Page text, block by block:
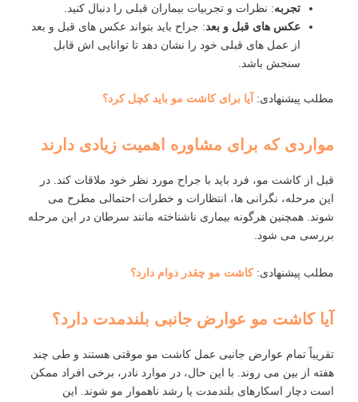
تجربه: نظرات و تجربیات بیماران قبلی را دنبال کنید.
عکس ‌های قبل و بعد: جراح باید بتواند عکس ‌های قبل و بعد
از عمل‌ های قبلی خود را نشان دهد تا توانایی ‌اش قابل
سنجش باشد.
مطلب پیشنهادی: آیا برای کاشت مو باید کچل کرد؟
مواردی که برای مشاوره اهمیت زیادی دارند
قبل از کاشت مو، فرد باید با جراح مورد نظر خود ملاقات کند. در
این مرحله، نگرانی ‌ها، انتظارات و خطرات احتمالی مطرح می
‌شوند. همچنین هرگونه بیماری ناشناخته مانند سرطان در این مرحله
بررسی می ‌شود.
مطلب پیشنهادی:کاشت مو چقدر دوام دارد؟
آیا کاشت مو عوارض جانبی بلندمدت دارد؟
تقریباً تمام عوارض جانبی عمل کاشت مو موقتی هستند و طی چند
هفته از بین می ‌روند. با این حال، در موارد نادر، برخی افراد ممکن
است دچار اسکارهای بلندمدت یا رشد ناهموار مو شوند. این